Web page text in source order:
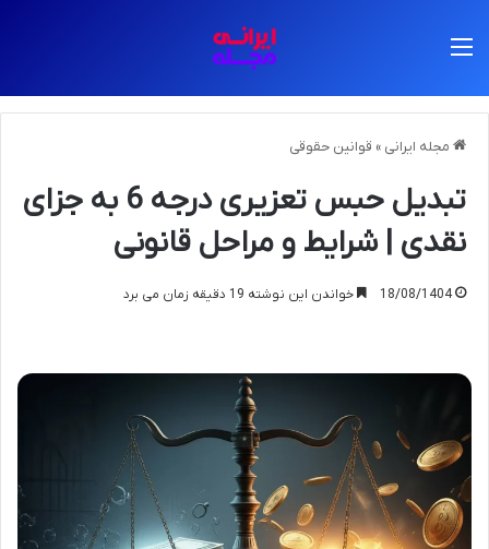
مجله ایرانی » قوانین حقوقی
تبدیل حبس تعزیری درجه 6 به جزای
نقدی | شرایط و مراحل قانونی
18/08/1404 خواندن این نوشته 19 دقیقه زمان می برد